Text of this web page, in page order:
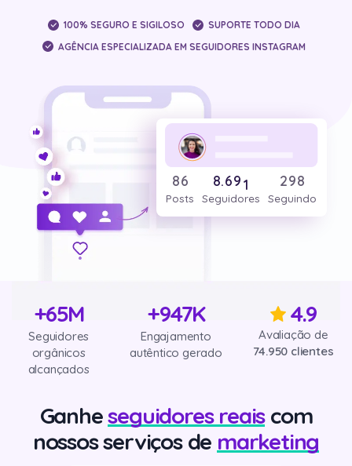
100% SEGURO E SIGILOSO
SUPORTE TODO DIA
AGÊNCIA ESPECIALIZADA EM SEGUIDORES INSTAGRAM
0
5
6
8
9
3
4
5
6
7
8
Posts
0
5
8
9
.
3
6
7
8
1
6
91
2
3
Seguidores
2
3
4
9
1
6
9
0
5
8
9
Seguindo
+65M
Seguidores
orgânicos
alcançados
+947K
Engajamento
autêntico gerado
4.9
Avaliação de
74.950 clientes
Ganheseguidores reaiscom
nossos serviços de marketing